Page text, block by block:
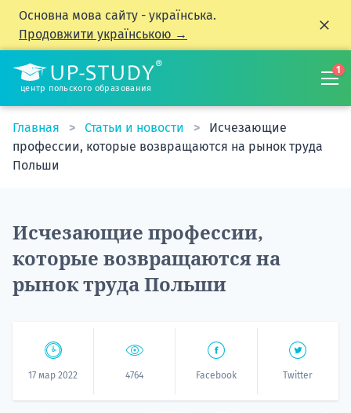
Основна мова сайту - українська.
Продовжити українською →
центр польского образования
1
Главная Статьи и новости
Исчезающие
профессии, которые возвращаются на рынок труда
Польши
Исчезающие профессии,
которые возвращаются на
рынок труда Польши
17 мар 2022 4764 Facebook Twitter